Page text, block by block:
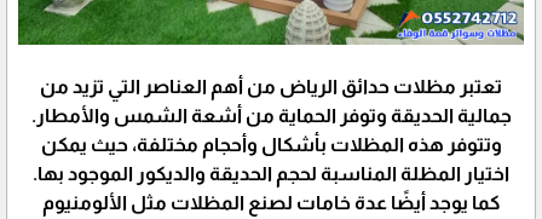
تعتبر مظلات حدائق الرياض من أهم العناصر التي تزيد من
جمالية الحديقة وتوفر الحماية من أشعة الشمس والأمطار.
وتتوفر هذه المظلات بأشكال وأحجام مختلفة، حيث يمكن
اختيار المظلة المناسبة لحجم الحديقة والديكور الموجود بها.
كما يوجد أيضًا عدة خامات لصنع المظلات مثل الألومنيوم